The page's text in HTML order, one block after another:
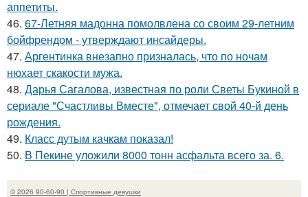
аппетиты.
46. 67-Летняя мадонна помолвлена со своим 29-летним
бойфрендом - утверждают инсайдеры.
47. Аргентинка внезапно призналась, что по ночам
нюхает скакости мужа.
48. Дарья Сагалова, известная по роли Светы Букиной в
сериале "Счастливы Вместе", отмечает свой 40-й день
рождения.
49. Класс дутым качкам показал!
50. В Пекине уложили 8000 тонн асфальта всего за. 6.
© 2026 90-60-90 | Спортивные девушки